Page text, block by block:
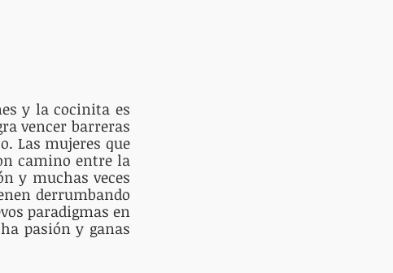
y la cocinita es
vencer barreras
Las mujeres que
camino entre la
y muchas veces
derrumbando
paradigmas en
pasión y ganas